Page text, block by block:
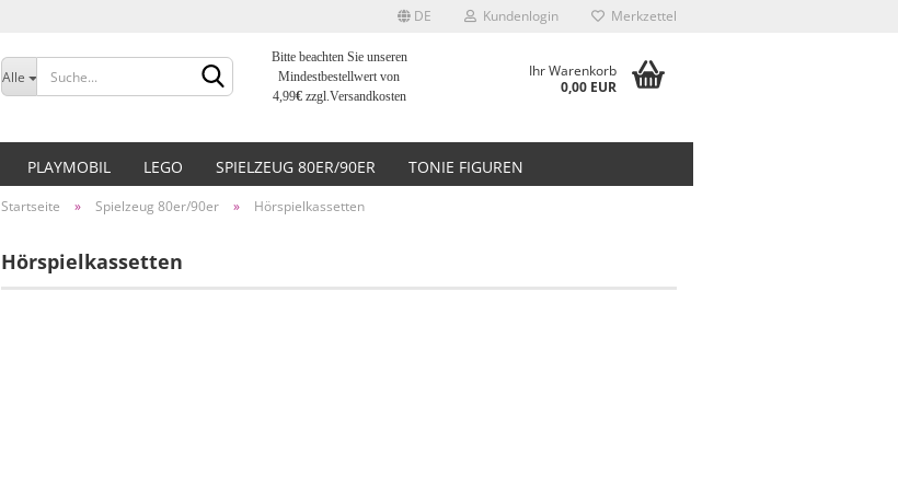
DE
Sprache auswählen
Lieferland
Kundenlogin Merkzettel
Alle
Bitte beachten Sie unseren
Mindestbestellwert von
4,99€zzgl.Versandkosten
Ihr Warenkorb
0,00 EUR
PLAYMOBIL LEGO SPIELZEUG 80ER/90ER TONIE FIGUREN
Startseite » Spielzeug 80er/90er » Hörspielkassetten
Hörspielkassetten